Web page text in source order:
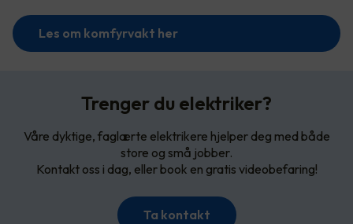
Les om komfyrvakt her
Trenger du elektriker?
Våre dyktige, faglærte elektrikere hjelper deg med både
store og små jobber.
Kontakt oss i dag, eller book en gratis videobefaring!
Ta kontakt